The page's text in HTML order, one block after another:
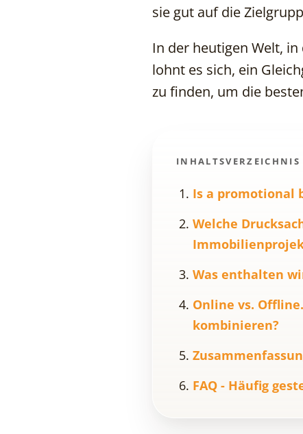
sie gut auf die
In der heutigen Welt,
lohnt es sich, ein
zu finden, um die
INHALTSVERZEICHNIS
Is a promotional
Welche
Was enthalten
Online vs.
kombinieren?
FAQ - Häufig